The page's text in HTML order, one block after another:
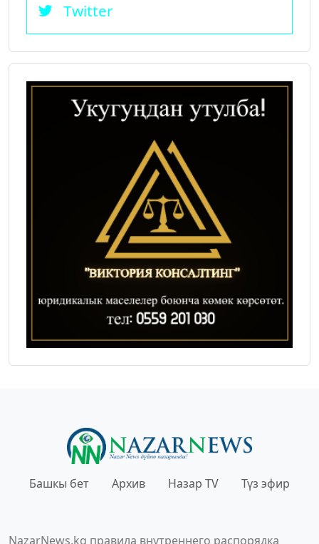
Twitter
Башкы бет Архив Назар TV Түз эфир
NazarNews.kg правила внутреннего распорядка